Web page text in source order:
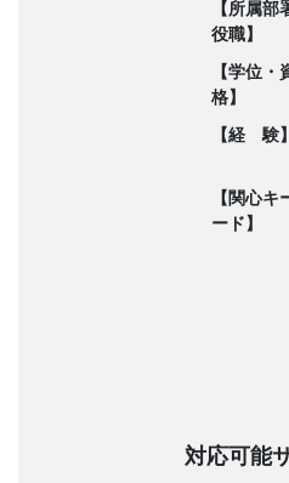
【所属部
役職】
【学位・
格】
【経 験】
【関心キ
ード】
対応可能